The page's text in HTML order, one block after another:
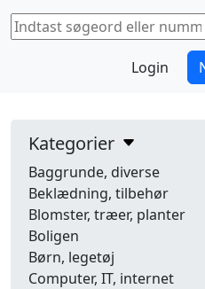
Login
Kategorier
Baggrunde, diverse
Beklædning, tilbehør
Blomster, træer, planter
Boligen
Børn, legetøj
Computer, IT, internet